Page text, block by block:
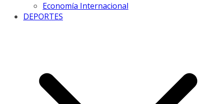
Economía Internacional
DEPORTES